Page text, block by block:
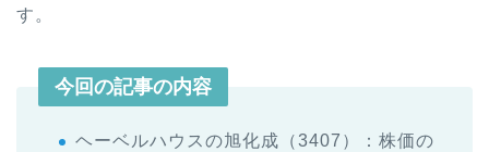
す。
今回の記事の内容
ヘーベルハウスの旭化成（3407）：株価の